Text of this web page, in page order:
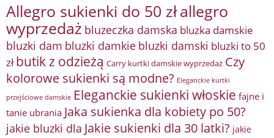
Allegro sukienki do 50 złallegro
wyprzedaż bluzeczka damska bluzka damskie
bluzki dam bluzki damkie bluzki damski bluzki to 50
zł butik z odzieżą Carry kurtki damskie wyprzedaż Czy
kolorowe sukienki są modne? Eleganckie kurtki
przejściowe damskie Eleganckie sukienki włoskie fajne i
tanie ubrania Jaka sukienka dla kobiety po 50?
jakie bluzki dla Jakie sukienki dla 30 latki? jakie